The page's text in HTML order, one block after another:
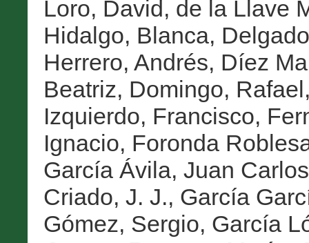
Loro, David, de la Llave
Hidalgo, Blanca,
Herrero, Andrés, Díez
Beatriz, Domingo, Rafael
Izquierdo, Francisco,
Ignacio, Foronda
García Ávila, Juan Carlos
Criado, J. J., García
Gómez, Sergio, García